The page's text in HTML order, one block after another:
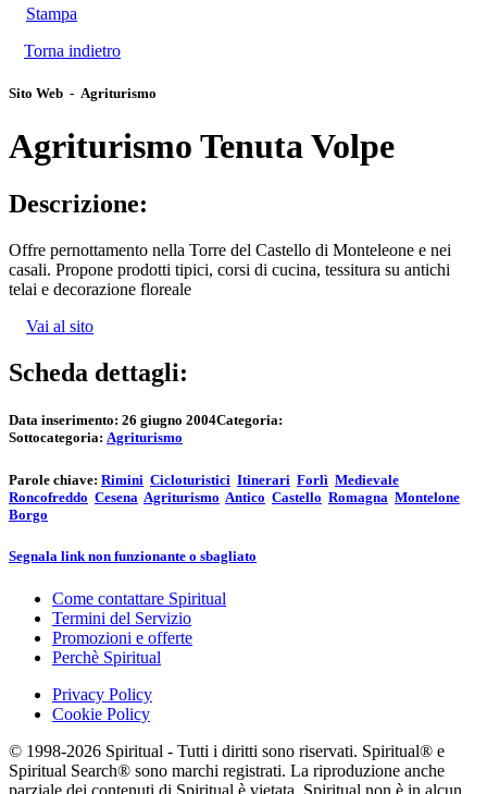
Stampa
Torna indietro
Sito Web - Agriturismo
Agriturismo Tenuta Volpe
Descrizione:
Offre pernottamento nella Torre del Castello di Monteleone e nei
casali. Propone prodotti tipici, corsi di cucina, tessitura su antichi
telai e decorazione floreale
Vai al sito
Scheda dettagli:
Data inserimento: 26 giugno 2004Categoria:
Sottocategoria: Agriturismo
Parole chiave: Rimini Cicloturistici Itinerari Forlì Medievale
Roncofreddo Cesena Agriturismo Antico Castello Romagna Montelone
Borgo
Segnala link non funzionante o sbagliato
Come contattare Spiritual
Termini del Servizio
Promozioni e offerte
Perchè Spiritual
Privacy Policy
Cookie Policy
© 1998-2026 Spiritual - Tutti i diritti sono riservati. Spiritual® e
Spiritual Search® sono marchi registrati. La riproduzione anche
parziale dei contenuti di Spiritual è vietata. Spiritual non è in alcun